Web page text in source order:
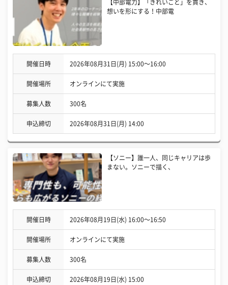
【中部電力】「きれいごと」を貫き、
想いを形にする！中部電
開催日時 2026年08月31日(月) 15:00〜16:00
開催場所 オンラインにて実施
募集人数 300名
申込締切 2026年08月31日(月) 14:00
【ソニー】誰一人、同じキャリアは歩
まない。ソニーで描く、
開催日時 2026年08月19日(水) 16:00〜16:50
開催場所 オンラインにて実施
募集人数 300名
申込締切 2026年08月19日(水) 15:00